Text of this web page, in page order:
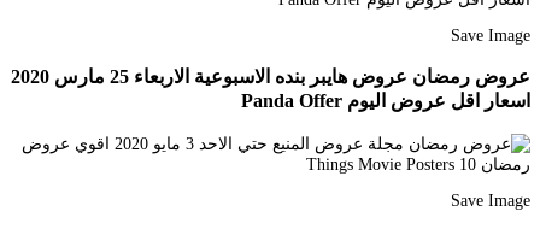
Save Image
عروض رمضان عروض هايبر بنده الاسبوعية الاربعاء 25 مارس 2020
اسعار اقل عروض اليوم Panda Offer
Save Image